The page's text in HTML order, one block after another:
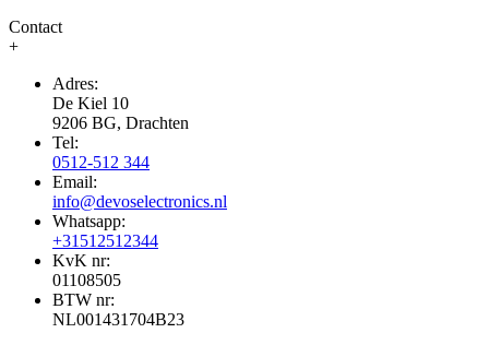
Contact
+
Adres:
De Kiel 10
9206 BG, Drachten
Tel:
0512-512 344
Email:
info@devoselectronics.nl
Whatsapp:
+31512512344
KvK nr:
01108505
BTW nr:
NL001431704B23